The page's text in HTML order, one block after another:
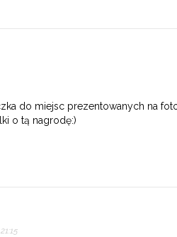
do miejsc prezentowanych na
o tą nagrodę:)